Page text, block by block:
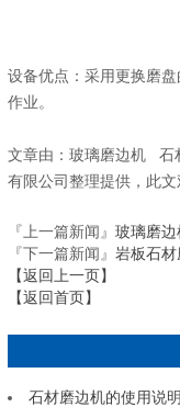
设备优点：采用更换磨
作业。
文章由：玻璃磨边机 石
有限公司整理提供，此
『上一篇新闻』 玻璃磨
『下一篇新闻』 岩板石
【返回上一页】
【返回首页】
石材磨边机的使用说